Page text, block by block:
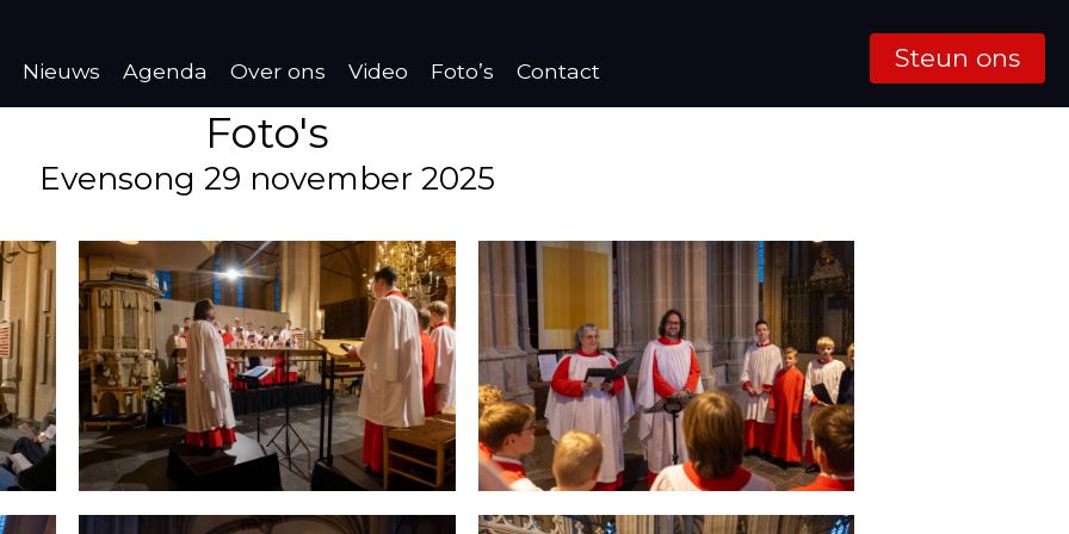
Nieuws Agenda Over ons Video Foto’s Contact Steun ons
Foto's
Evensong 29 november 2025